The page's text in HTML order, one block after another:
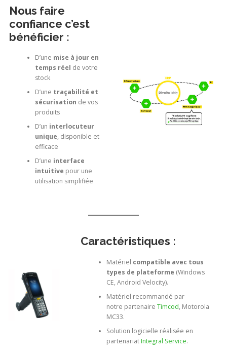
Nous faire
confiance c’est
bénéficier :
D’une mise à jour en
temps réel de votre
stock
D’une traçabilité et
sécurisation de vos
produits
D’un interlocuteur
unique, disponible et
efficace
D’une interface
intuitive pour une
utilisation simplifiée
Caractéristiques :
Matériel compatible avec tous
types de plateforme (Windows
CE, Android Velocity).
Matériel recommandé par
notre partenaire Timcod, Motorola
MC33.
Solution logicielle réalisée en
partenariatIntegral Service.